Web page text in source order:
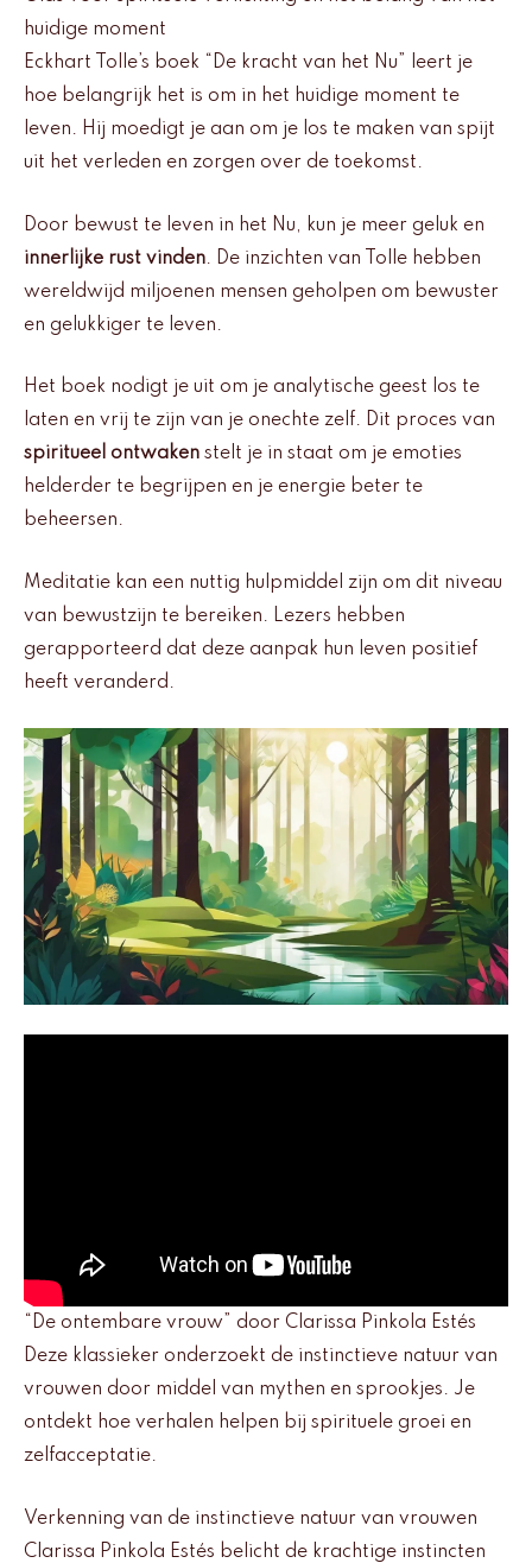
huidige moment
Eckhart Tolle’s boek “De kracht van het Nu” leert je
hoe belangrijk het is om in het huidige moment te
leven. Hij moedigt je aan om je los te maken van spijt
uit het verleden en zorgen over de toekomst.
Door bewust te leven in het Nu, kun je meer geluk en
innerlijke rust vinden. De inzichten van Tolle hebben
wereldwijd miljoenen mensen geholpen om bewuster
en gelukkiger te leven.
Het boek nodigt je uit om je analytische geest los te
laten en vrij te zijn van je onechte zelf. Dit proces van
spiritueel ontwaken stelt je in staat om je emoties
helderder te begrijpen en je energie beter te
beheersen.
Meditatie kan een nuttig hulpmiddel zijn om dit niveau
van bewustzijn te bereiken. Lezers hebben
gerapporteerd dat deze aanpak hun leven positief
heeft veranderd.
“De ontembare vrouw” door Clarissa Pinkola Estés
Deze klassieker onderzoekt de instinctieve natuur van
vrouwen door middel van mythen en sprookjes. Je
ontdekt hoe verhalen helpen bij spirituele groei en
zelfacceptatie.
Verkenning van de instinctieve natuur van vrouwen
Clarissa Pinkola Estés belicht de krachtige instincten